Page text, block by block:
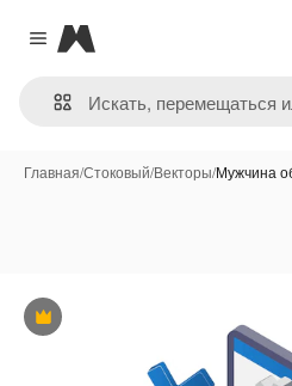
Close menu
Magnific
Главная/Стоковый/Векторы/Мужчина
Премиум